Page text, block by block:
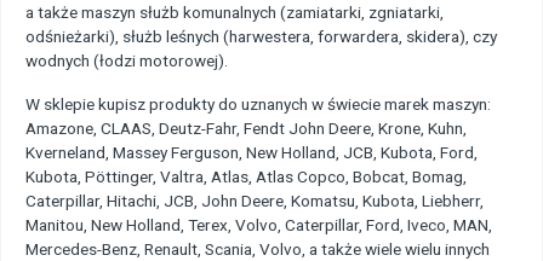
a także maszyn służb komunalnych (zamiatarki, zgniatarki,
odśnieżarki), służb leśnych (harwestera, forwardera, skidera), czy
wodnych (łodzi motorowej).
W sklepie kupisz produkty do uznanych w świecie marek maszyn:
Amazone, CLAAS, Deutz-Fahr, Fendt John Deere, Krone, Kuhn,
Kverneland, Massey Ferguson, New Holland, JCB, Kubota, Ford,
Kubota, Pöttinger, Valtra, Atlas, Atlas Copco, Bobcat, Bomag,
Caterpillar, Hitachi, JCB, John Deere, Komatsu, Kubota, Liebherr,
Manitou, New Holland, Terex, Volvo, Caterpillar, Ford, Iveco, MAN,
Mercedes-Benz, Renault, Scania, Volvo, a także wiele wielu innych